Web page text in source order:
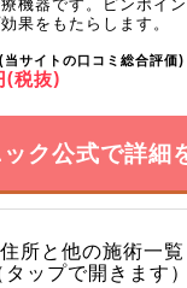
果をもたらします。
サイトの口コミ総合評価)
税抜)
ク公式で詳細
所と他の施術一
タップで開きます）